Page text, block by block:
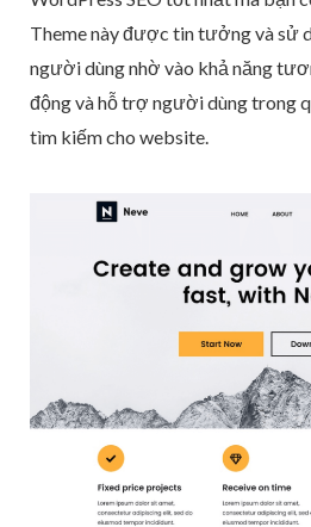
Theme này được tin tưởng và sử
người dùng nhờ vào khả năng
động và hỗ trợ người dùng trong
tìm kiếm cho website.